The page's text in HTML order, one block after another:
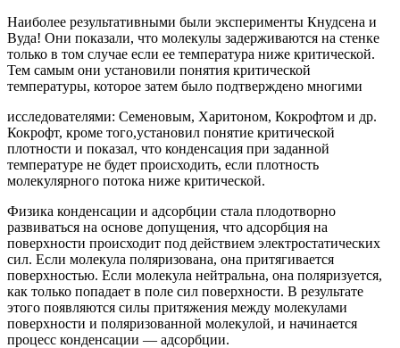
Наиболее результативными были эксперименты Кнудсена и
Вуда! Они показали, что молекулы задерживаются на стенке
только в том случае если ее температура ниже критической.
Тем самым они установили понятия критической
температуры, которое затем было подтверждено многими
исследователями: Семеновым, Харитоном, Кокрофтом и др.
Кокрофт, кроме того,установил понятие критической
плотности и показал, что конденсация при заданной
температуре не будет происходить, если плотность
молекулярного потока ниже критической.
Физика конденсации и адсорбции стала плодотворно
развиваться на основе допущения, что адсорбция на
поверхности происходит под действием электростатических
сил. Если молекула поляризована, она притягивается
поверхностью. Если молекула нейтральна, она поляризуется,
как только попадает в поле сил поверхности. В результате
этого появляются силы притяжения между молекулами
поверхности и поляризованной молекулой, и начинается
процесс конденсации — адсорбции.